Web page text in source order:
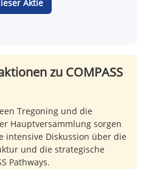
Aktie
zu COMPASS
Tregoning und die
Hauptversammlung sorgen
intensive Diskussion über die
und die strategische
Pathways.